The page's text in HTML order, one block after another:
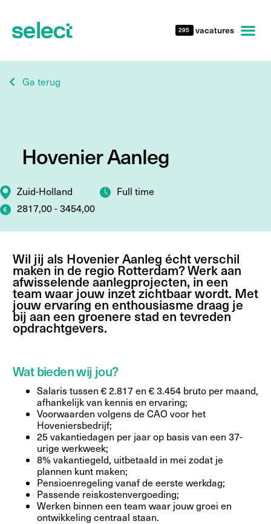
295 vacatures
Ga terug
Hovenier Aanleg
Zuid-Holland
Full time
2817,00 - 3454,00
Wil jij als Hovenier Aanleg écht verschil
maken in de regio Rotterdam? Werk aan
afwisselende aanlegprojecten, in een
team waar jouw inzet zichtbaar wordt. Met
jouw ervaring en enthousiasme draag je
bij aan een groenere stad en tevreden
opdrachtgevers.
Wat bieden wij jou?
Salaris tussen € 2.817 en € 3.454 bruto per maand,
afhankelijk van kennis en ervaring;
Voorwaarden volgens de CAO voor het
Hoveniersbedrijf;
25 vakantiedagen per jaar op basis van een 37-
urige werkweek;
8% vakantiegeld, uitbetaald in mei zodat je
plannen kunt maken;
Pensioenregeling vanaf de eerste werkdag;
Passende reiskostenvergoeding;
Werken binnen een team waar jouw groei en
ontwikkeling centraal staan.